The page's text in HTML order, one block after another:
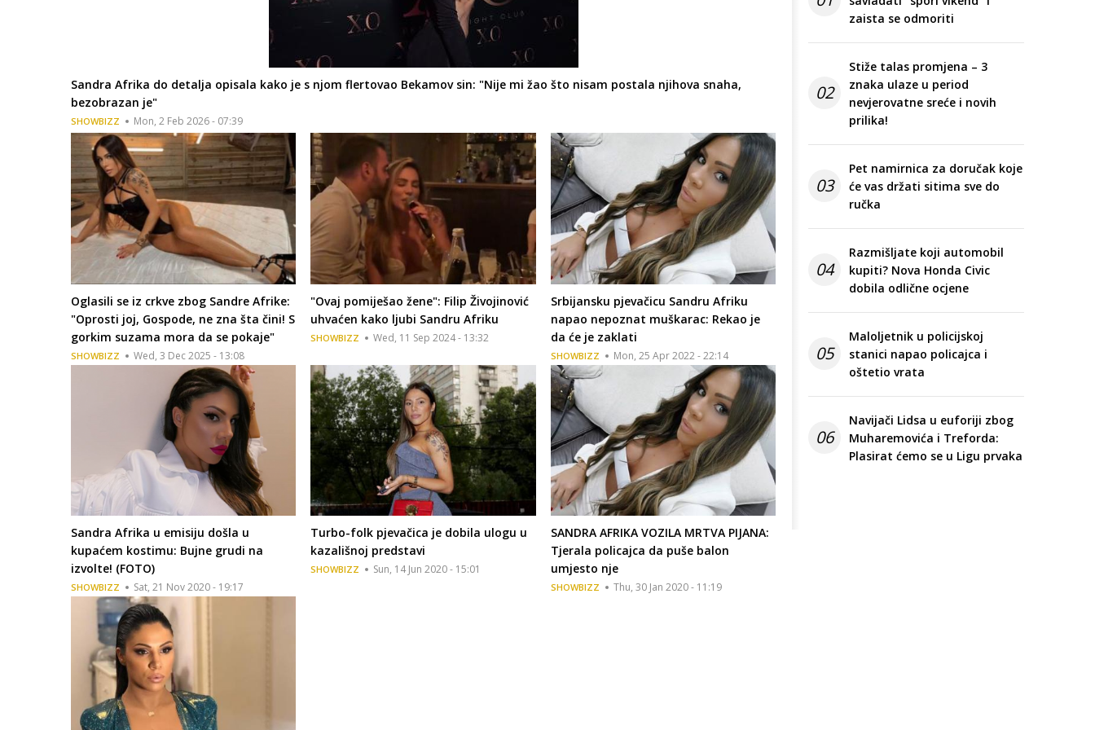
Sandra Afrika do detalja opisala kako je s njom flertovao Bekamov sin: "Nije mi žao što nisam postala njihova snaha,
bezobrazan je"
SHOWBIZZ Mon, 2 Feb 2026 - 07:39
Oglasili se iz crkve zbog Sandre Afrike:
"Oprosti joj, Gospode, ne zna šta čini! S
gorkim suzama mora da se pokaje"
SHOWBIZZ Wed, 3 Dec 2025 - 13:08
"Ovaj pomiješao žene": Filip Živojinović
uhvaćen kako ljubi Sandru Afriku
SHOWBIZZ Wed, 11 Sep 2024 - 13:32
Srbijansku pjevačicu Sandru Afriku
napao nepoznat muškarac: Rekao je
da će je zaklati
SHOWBIZZ Mon, 25 Apr 2022 - 22:14
Sandra Afrika u emisiju došla u
kupaćem kostimu: Bujne grudi na
izvolte! (FOTO)
SHOWBIZZ Sat, 21 Nov 2020 - 19:17
Turbo-folk pjevačica je dobila ulogu u
kazališnoj predstavi
SHOWBIZZ Sun, 14 Jun 2020 - 15:01
SANDRA AFRIKA VOZILA MRTVA PIJANA:
Tjerala policajca da puše balon
umjesto nje
SHOWBIZZ Thu, 30 Jan 2020 - 11:19
zaista se odmoriti
02
Stiže talas promjena – 3
znaka ulaze u period
nevjerovatne sreće i novih
prilika!
03
Pet namirnica za doručak koje
će vas držati sitima sve do
ručka
04
Razmišljate koji automobil
kupiti? Nova Honda Civic
dobila odlične ocjene
05
Maloljetnik u policijskoj
stanici napao policajca i
oštetio vrata
06
Navijači Lidsa u euforiji zbog
Muharemovića i Treforda:
Plasirat ćemo se u Ligu prvaka